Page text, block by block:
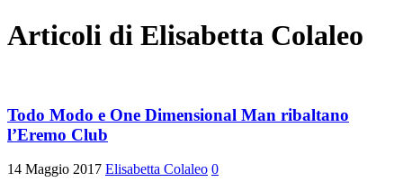
Articoli di Elisabetta Colaleo
Todo Modo e One Dimensional Man ribaltano
l’Eremo Club
14 Maggio 2017 Elisabetta Colaleo 0